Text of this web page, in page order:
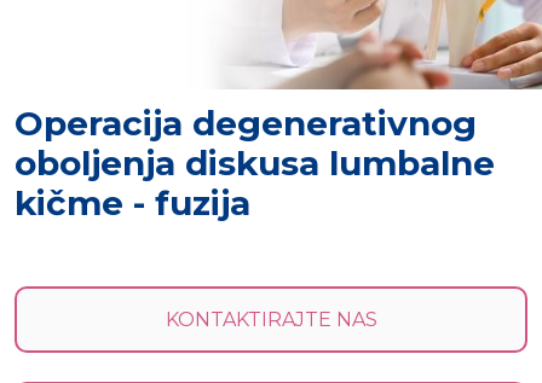
Operacija degenerativnog
oboljenja diskusa lumbalne
kičme - fuzija
KONTAKTIRAJTE NAS